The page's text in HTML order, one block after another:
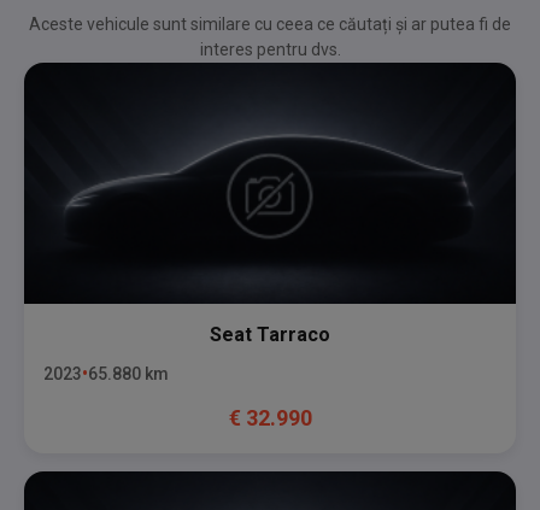
Aceste vehicule sunt similare cu ceea ce căutați și ar putea fi de
interes pentru dvs.
Seat Tarraco
2023 65.880 km
€ 32.990